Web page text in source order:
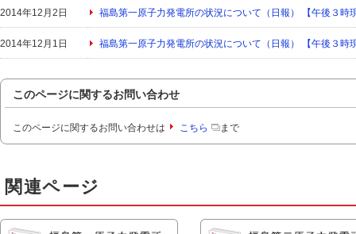
2014年12月2日 福島第一原子力発電所の状況について（日報） 【午後３時
2014年12月1日 福島第一原子力発電所の状況について（日報） 【午後３時
このページに関するお問い合わせ
このページに関するお問い合わせは こちら まで
関連ページ